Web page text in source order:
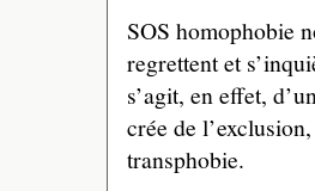
SOS homophobie
regrettent et
s’agit, en effet,
crée de
transphobie.